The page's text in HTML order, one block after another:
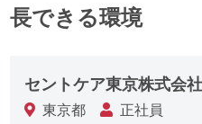
長できる環境
セントケア東京株式会社
東京都 正社員